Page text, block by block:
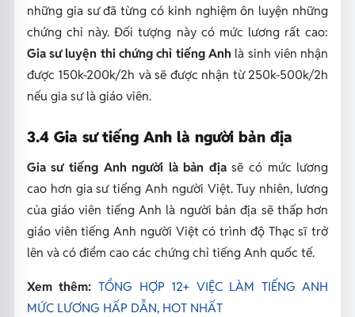
những gia sư đã từng có kinh nghiệm ôn luyện những
chứng chỉ này. Đối tượng này có mức lương rất cao:
Gia sư luyện thi chứng chỉ tiếng Anh là sinh viên nhận
được 150k-200k/2h và sẽ được nhận từ 250k-500k/2h
nếu gia sư là giáo viên.
3.4 Gia sư tiếng Anh là người bản địa
Gia sư tiếng Anh người là bản địasẽ có mức lương
cao hơn gia sư tiếng Anh người Việt. Tuy nhiên, lương
của giáo viên tiếng Anh là người bản địa sẽ thấp hơn
giáo viên tiếng Anh người Việt có trình độ Thạc sĩ trở
lên và có điểm cao các chứng chỉ tiếng Anh quốc tế.
Xem thêm: TỔNG HỢP 12+ VIỆC LÀM TIẾNG ANH
MỨC LƯƠNG HẤP DẪN, HOT NHẤT